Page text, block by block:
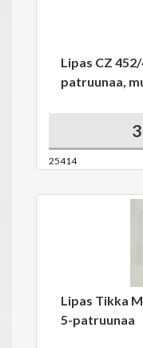
Lipas CZ
patruunaa,
25414
Lipas Tikka
5-patruunaa